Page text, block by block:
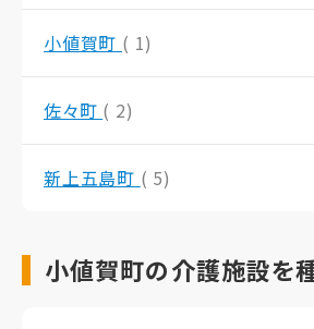
小値賀町 ( 1)
佐々町 ( 2)
新上五島町 ( 5)
小値賀町の介護施設を